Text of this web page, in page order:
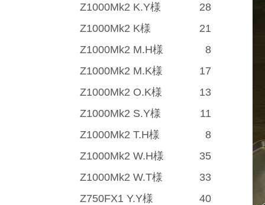
Z1000Mk2 K.Y様
28
Z1000Mk2 K様
21
Z1000Mk2 M.H様
8
Z1000Mk2 M.K様
17
Z1000Mk2 O.K様
13
Z1000Mk2 S.Y様
11
Z1000Mk2 T.H様
8
Z1000Mk2 W.H様
35
Z1000Mk2 W.T様
33
Z750FX1 Y.Y様
40